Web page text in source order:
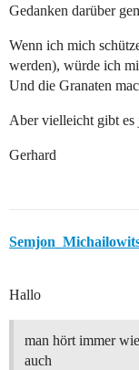
Gedanken darüber
Wenn ich mich
werden), würde ich
Und die Granaten
Aber vielleicht gibt
Gerhard
Hallo
man hört immer
auch